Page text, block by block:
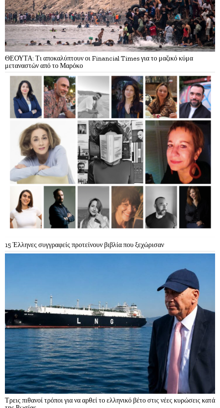
ΘΕΟΥΤΑ: Τι αποκαλύπτουν οι Financial Times για το μαζικό κύμα
μεταναστών από το Μαρόκο
15 Έλληνες συγγραφείς προτείνουν βιβλία που ξεχώρισαν
Τρεις πιθανοί τρόποι για να αρθεί το ελληνικό βέτο στις νέες κυρώσεις κατά